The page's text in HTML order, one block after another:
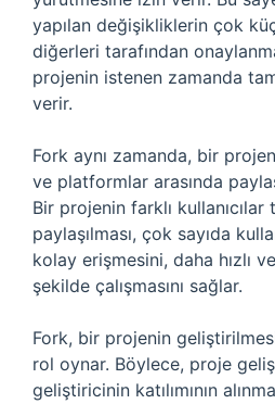
yapılan değişikliklerin çok
diğerleri tarafından
projenin istenen zamanda
verir.
Fork aynı zamanda, bir
ve platformlar arasında
Bir projenin farklı
paylaşılması, çok sayıda
kolay erişmesini, daha hızlı
şekilde çalışmasını sağlar.
Fork, bir projenin
rol oynar. Böylece, proje
geliştiricinin katılımının